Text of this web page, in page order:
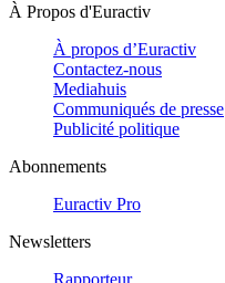
À Propos d'Euractiv
À propos d’Euractiv
Contactez-nous
Mediahuis
Communiqués de presse
Publicité politique
Abonnements
Euractiv Pro
Newsletters
Rapporteur